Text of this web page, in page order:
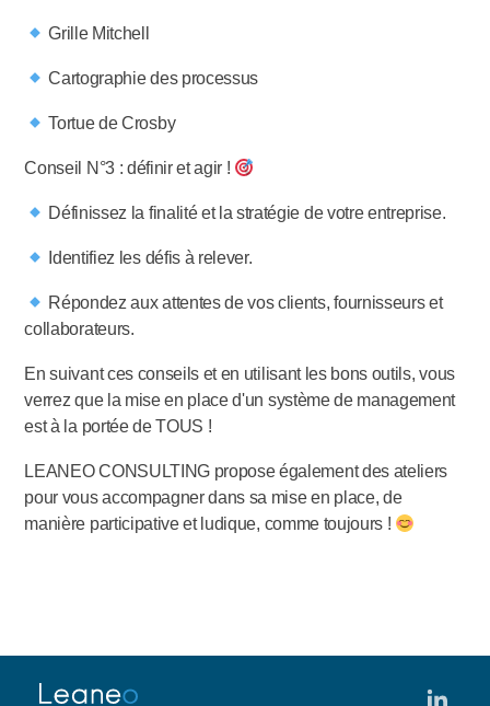
Grille Mitchell
Cartographie des processus
Tortue de Crosby
Conseil N°3 : définir et agir !
Définissez la finalité et la stratégie de votre entreprise.
Identifiez les défis à relever.
Répondez aux attentes de vos clients, fournisseurs et
collaborateurs.
En suivant ces conseils et en utilisant les bons outils, vous
verrez que la mise en place d'un système de management
est à la portée de TOUS !
LEANEO CONSULTING propose également des ateliers
pour vous accompagner dans sa mise en place, de
manière participative et ludique, comme toujours !